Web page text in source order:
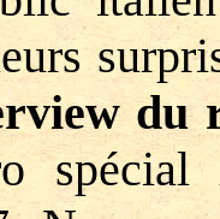
du
spécial